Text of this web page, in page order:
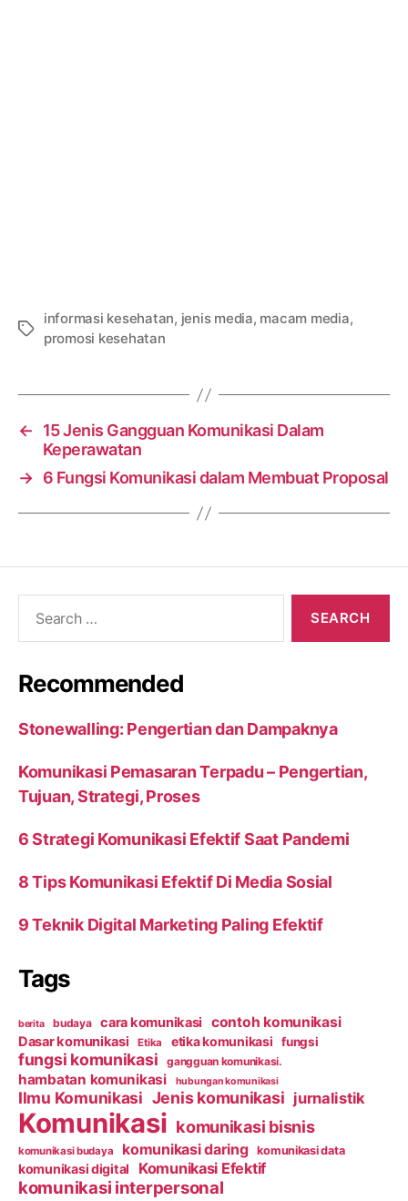
Tags
informasi kesehatan, jenis media, macam media,
promosi kesehatan
←
15 Jenis Gangguan Komunikasi Dalam
Keperawatan
→ 6 Fungsi Komunikasi dalam Membuat Proposal
Recommended
Stonewalling: Pengertian dan Dampaknya
Komunikasi Pemasaran Terpadu – Pengertian,
Tujuan, Strategi, Proses
6 Strategi Komunikasi Efektif Saat Pandemi
8 Tips Komunikasi Efektif Di Media Sosial
9 Teknik Digital Marketing Paling Efektif
Tags
berita budaya cara komunikasi contoh komunikasi
Dasar komunikasi Etika etika komunikasi fungsi
fungsi komunikasi gangguan komunikasi.
hambatan komunikasi hubungan komunikasi
Ilmu Komunikasi Jenis komunikasi jurnalistik
Komunikasi komunikasi bisnis
komunikasi budaya komunikasi daring komunikasi data
komunikasi digital Komunikasi Efektif
komunikasi interpersonal